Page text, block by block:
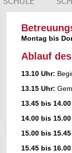
Montag bis
Ablauf
13.10 Uhr:
13.15 Uhr:
13.45 bis
14.00 bis
15.00 bis
15.45 bis